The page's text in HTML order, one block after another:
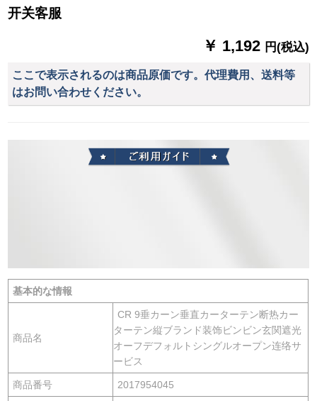
テムシステムシステ
テムシステムシステ
ムシステムシステム
システムシステムシ
オーダ打孔1メトル専
开关客服
￥ 1,192 円(税込)
ここで表示されるのは商品原価です。代理費用、送料等
はお問い合わせください。
基本的な情報
商品名
CR 9垂カーン垂直カーターテン断热カー
ターテン縦ブランド装饰ビンビン玄関遮光
オーフデフォルトシングルオープン连络サ
ービス
商品番号 2017954045